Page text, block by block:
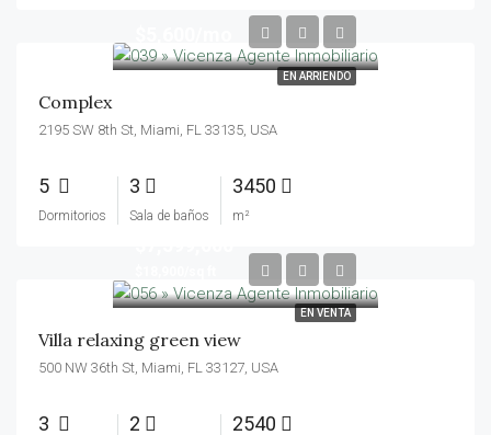
EN ARRIENDO
Complex
2195 SW 8th St, Miami, FL 33135, USA
5
Dormitorios
3
Sala de baños
3450
m²
EN VENTA
Villa relaxing green view
500 NW 36th St, Miami, FL 33127, USA
3 2 2540